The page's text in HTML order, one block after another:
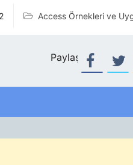
Access Örnekleri ve
Paylaş: